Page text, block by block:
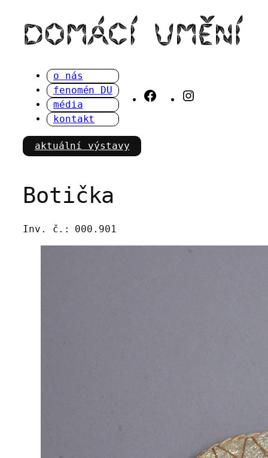
obsah
o nás
fenomén DU
média
kontakt
Facebook
aktuální výstavy
Botička
Inv. č.: 000.901